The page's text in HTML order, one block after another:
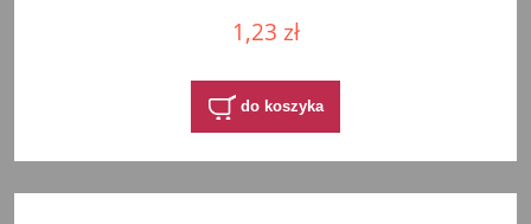
1,23 zł
do koszyka